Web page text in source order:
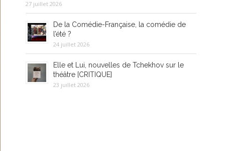
27 juillet 2026
De la Comédie-Française, la comédie de
l’été ?
24 juillet 2026
Elle et Lui, nouvelles de Tchekhov sur le
théâtre [CRITIQUE]
23 juillet 2026